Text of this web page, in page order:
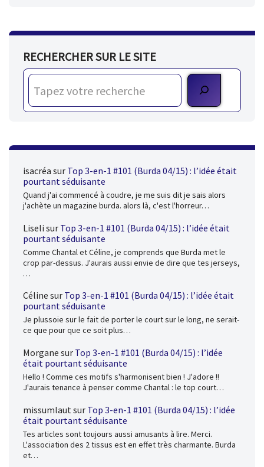
RECHERCHER SUR LE SITE
isacréa sur Top 3-en-1 #101 (Burda 04/15) : l’idée était
pourtant séduisante
Quand j'ai commencé à coudre, je me suis dit je sais alors
j'achète un magazine burda. alors là, c'est l'horreur…
Liseli sur Top 3-en-1 #101 (Burda 04/15) : l’idée était
pourtant séduisante
Comme Chantal et Céline, je comprends que Burda met le
crop par-dessus. J'aurais aussi envie de dire que tes jerseys,
…
Céline sur Top 3-en-1 #101 (Burda 04/15) : l’idée était
pourtant séduisante
Je plussoie sur le fait de porter le court sur le long, ne serait-
ce que pour que ce soit plus…
Morgane sur Top 3-en-1 #101 (Burda 04/15) : l’idée
était pourtant séduisante
Hello ! Comme ces motifs s'harmonisent bien ! J'adore !!
J'aurais tenance à penser comme Chantal : le top court…
missumlaut sur Top 3-en-1 #101 (Burda 04/15) : l’idée
était pourtant séduisante
Tes articles sont toujours aussi amusants à lire. Merci.
L'association des 2 tissus est en effet très charmante. Burda
et…